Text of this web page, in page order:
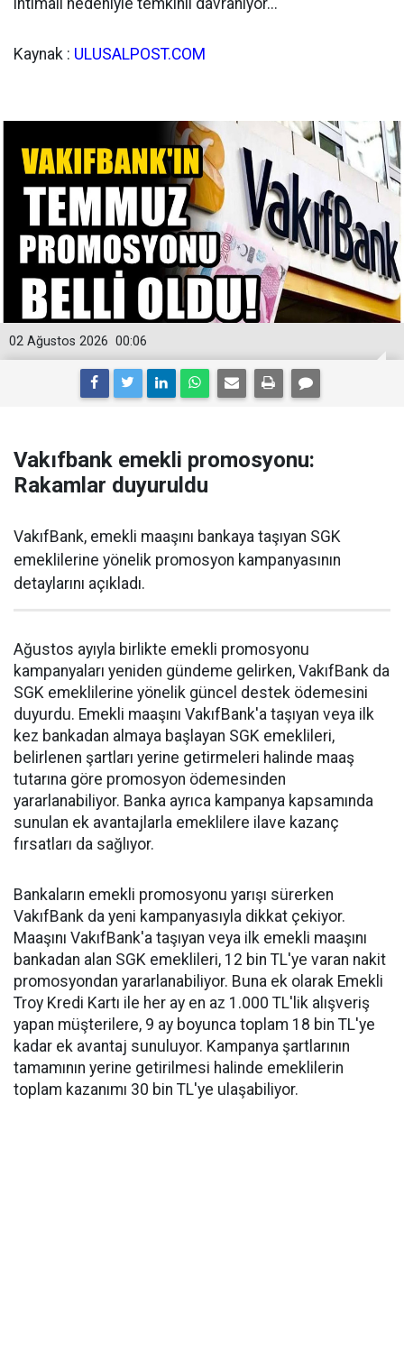
ihtimali nedeniyle temkinli davranıyor...
Kaynak : ULUSALPOST.COM
00:06
02 Ağustos 2026
Vakıfbank emekli promosyonu:
Rakamlar duyuruldu
VakıfBank, emekli maaşını bankaya taşıyan SGK
emeklilerine yönelik promosyon kampanyasının
detaylarını açıkladı.
Ağustos ayıyla birlikte emekli promosyonu
kampanyaları yeniden gündeme gelirken, VakıfBank da
SGK emeklilerine yönelik güncel destek ödemesini
duyurdu. Emekli maaşını VakıfBank'a taşıyan veya ilk
kez bankadan almaya başlayan SGK emeklileri,
belirlenen şartları yerine getirmeleri halinde maaş
tutarına göre promosyon ödemesinden
yararlanabiliyor. Banka ayrıca kampanya kapsamında
sunulan ek avantajlarla emeklilere ilave kazanç
fırsatları da sağlıyor.
Bankaların emekli promosyonu yarışı sürerken
VakıfBank da yeni kampanyasıyla dikkat çekiyor.
Maaşını VakıfBank'a taşıyan veya ilk emekli maaşını
bankadan alan SGK emeklileri, 12 bin TL'ye varan nakit
promosyondan yararlanabiliyor. Buna ek olarak Emekli
Troy Kredi Kartı ile her ay en az 1.000 TL'lik alışveriş
yapan müşterilere, 9 ay boyunca toplam 18 bin TL'ye
kadar ek avantaj sunuluyor. Kampanya şartlarının
tamamının yerine getirilmesi halinde emeklilerin
toplam kazanımı 30 bin TL'ye ulaşabiliyor.